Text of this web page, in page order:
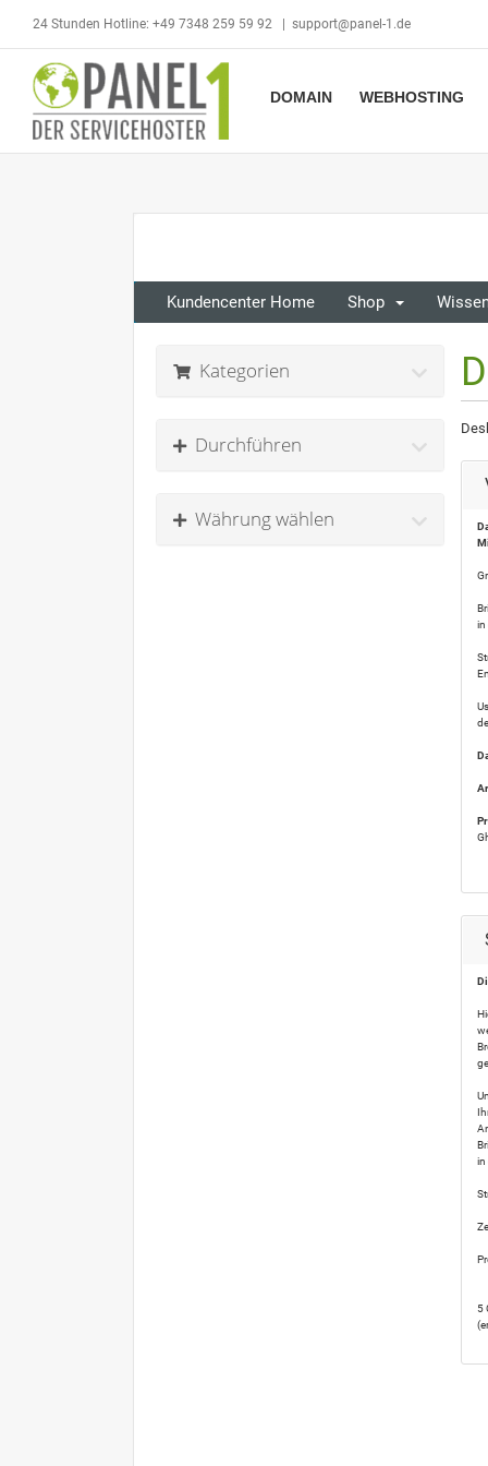
content
24 Stunden Hotline: +49 7348 259 59 92 support@panel-1.de
DOMAIN WEBHOSTING
Kundencenter Home Shop
Kategorien
Durchführen
Währung wählen
in
in
5